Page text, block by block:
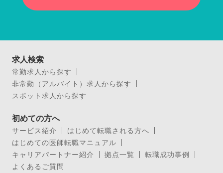
求人検索
常勤求人から探す
非常勤（アルバイト）求人から探す
スポット求人から探す
初めての方へ
サービス紹介
はじめて転職される方へ
はじめての医師転職マニュアル
キャリアパートナー紹介
拠点一覧
転職成功事例
よくあるご質問